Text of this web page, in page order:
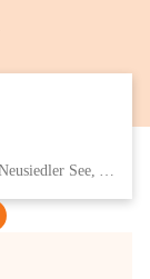
Eisenstädter Straße 18, 7091 Breitenbrunn am Neusiedler See, AUT